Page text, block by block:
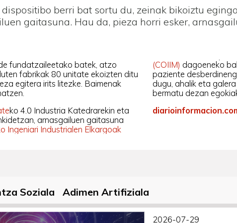
berri bat sortu du, zeinak bikoiztu
gaitasuna. Hau da, pieza horri esker,
fundatzaileetako batek, atzo
fabrikak 80 unitate ekoizten ditu
egitera irits litezke. Baimenak
ko 4.0 Industria Katedrarekin eta
arnasgailuen gaitasuna
Ingeniari Industrialen Elkargoak
(COIIM) dagoeneko
paziente
dugu, ahalik eta
bermatu dezan
Soziala Adimen Artifiziala
2026-07-29